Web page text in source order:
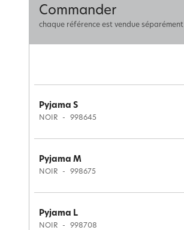
Commander
chaque référence est vendue séparément
Pyjama S
NOIR 998645
Pyjama M
NOIR 998675
Pyjama L
NOIR 998708